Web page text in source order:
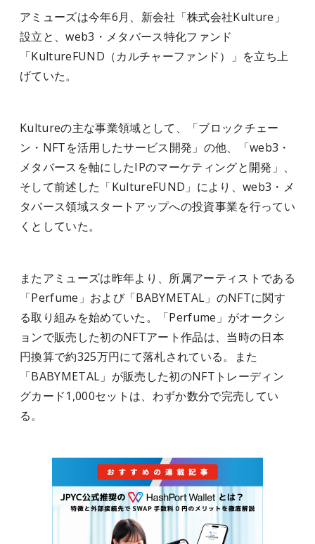
アミューズは今年6月、新会社「株式会社Kulture」
設立と、web3・メタバース特化ファンド
「KultureFUND（カルチャーファンド）」を立ち上
げていた。
Kultureの主な事業領域として、「ブロックチェー
ン・NFTを活用したサービス開発」の他、「web3・
メタバースを軸にしたIPのマーケティングと開発」、
そして前述した「KultureFUND」により、web3・メ
タバース領域スタートアップへの投資事業を行ってい
くとしていた。
またアミューズは昨年より、所属アーティストである
「Perfume」および「BABYMETAL」のNFTに関す
る取り組みを始めていた。「Perfume」がオークシ
ョンで販売した初のNFTアート作品は、当時の日本
円換算で約325万円にて落札されている。また
「BABYMETAL」が販売した初のNFTトレーディン
グカード1,000セットは、わずか数分で完売してい
る。